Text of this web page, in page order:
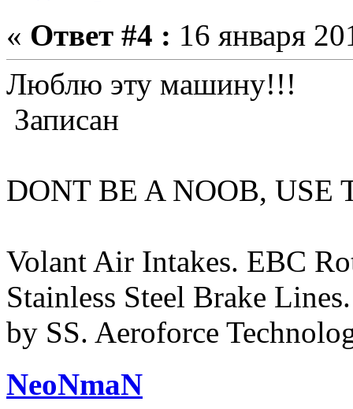
« Ответ #4 : 16 января
Люблю эту машину!!!
Записан
DONT BE A NOOB, USE
Volant Air Intakes. EBC
Stainless Steel Brake
by SS. Aeroforce
NeoNmaN